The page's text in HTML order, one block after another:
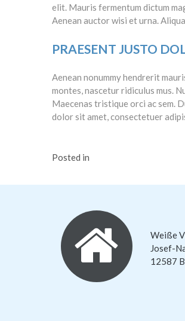
elit. Mauris fermentum dictum
Aenean auctor wisi et urna.
PRAESENT JUSTO
Aenean nonummy hendrerit
montes, nascetur ridiculus mus.
Maecenas tristique orci ac sem.
dolor sit amet, consectetuer
Posted in
Weiße
Josef-
12587